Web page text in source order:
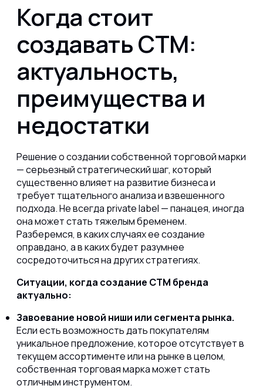
Когда стоит
создавать СТМ:
актуальность,
преимущества и
недостатки
Решение о создании собственной торговой марки
— серьезный стратегический шаг, который
существенно влияет на развитие бизнеса и
требует тщательного анализа и взвешенного
подхода. Не всегда private label — панацея, иногда
она может стать тяжелым бременем.
Разберемся, в каких случаях ее создание
оправдано, а в каких будет разумнее
сосредоточиться на других стратегиях.
Ситуации, когда создание СТМ бренда
актуально:
Завоевание новой ниши или сегмента рынка.
Если есть возможность дать покупателям
уникальное предложение, которое отсутствует в
текущем ассортименте или на рынке в целом,
собственная торговая марка может стать
отличным инструментом.